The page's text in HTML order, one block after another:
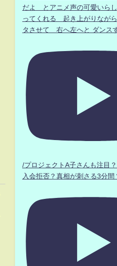
だよ とアニメ声の可愛いら
ってくれる 起き上がりなが
タさせて 右へ左へと ダンス
/プロジェクトA子さんも注
入会拒否？真相が刺さる3分間